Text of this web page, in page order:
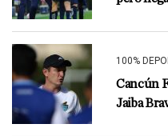
100%
Cancún
Jaiba